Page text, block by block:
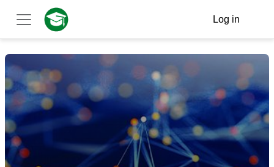
Skip to main content
Side panel
Log in